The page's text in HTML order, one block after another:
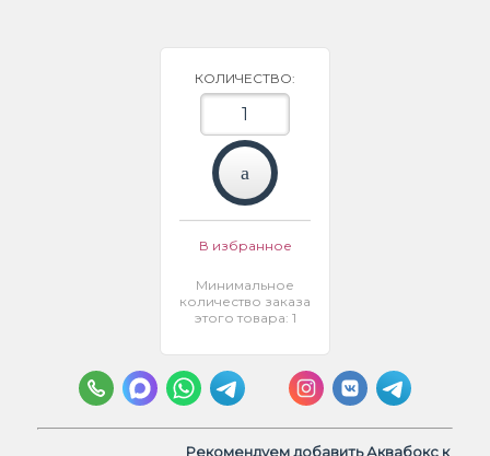
КОЛИЧЕСТВО:
В избранное
Минимальное
количество заказа
этого товара: 1
Рекомендуем добавить Аквабокс к